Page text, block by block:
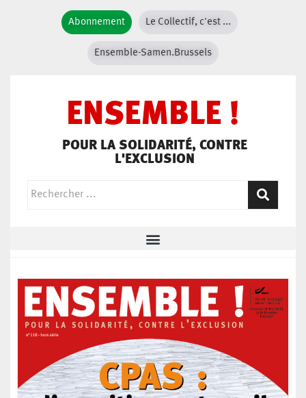
Abonnement Le Collectif, c'est ...
Ensemble-Samen.Brussels
ENSEMBLE !
POUR LA SOLIDARITÉ, CONTRE
L'EXCLUSION